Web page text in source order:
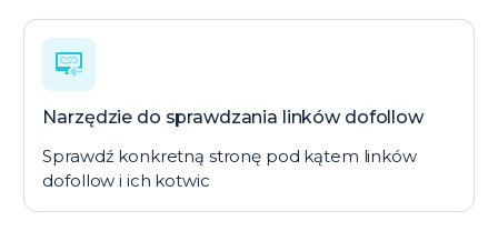
Narzędzie do sprawdzania linków dofollow
Sprawdź konkretną stronę pod kątem linków
dofollow i ich kotwic